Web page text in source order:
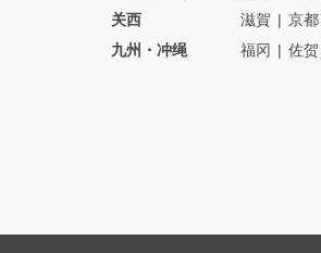
关西
滋賀 京都
九州・冲绳
福冈 佐贺